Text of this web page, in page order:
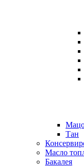
Тан
Масло
Бакалея